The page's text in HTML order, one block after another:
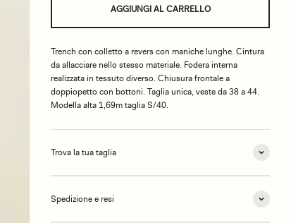
AGGIUNGI AL CARRELLO
Trench con colletto a revers con maniche lunghe. Cintura
da allacciare nello stesso materiale. Fodera interna
realizzata in tessuto diverso. Chiusura frontale a
doppiopetto con bottoni. Taglia unica, veste da 38 a 44.
Modella alta 1,69m taglia S/40.
Trova la tua taglia
Spedizione e resi